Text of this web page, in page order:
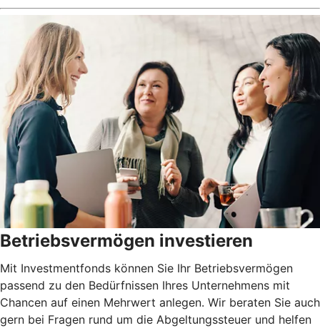
Betriebsvermögen investieren
Mit Investmentfonds können Sie Ihr Betriebsvermögen
passend zu den Bedürfnissen Ihres Unternehmens mit
Chancen auf einen Mehrwert anlegen. Wir beraten Sie auch
gern bei Fragen rund um die Abgeltungssteuer und helfen